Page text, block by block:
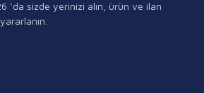
‘da sizde yerinizi alın, ürün ve ilan